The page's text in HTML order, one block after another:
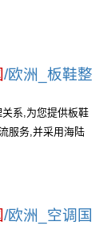
/欧洲_板鞋整
系,为您提供板鞋
服务,并采用海陆
/欧洲_空调国